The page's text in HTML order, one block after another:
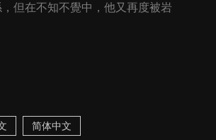
但在不知不覺中，他又再度被岩
简体中文